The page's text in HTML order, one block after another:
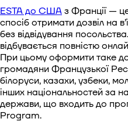
Віза до Канади
Віза до Австралії
Віза до Японії
Віза до Нової
ESTA до США з Франції —
спосіб отримати дозвіл на
без відвідування
відбувається повністю
При цьому оформити таке
громадяни Французької
білоруси, казахи, узбеки,
інших національностей за
держави, що входить до
Program.